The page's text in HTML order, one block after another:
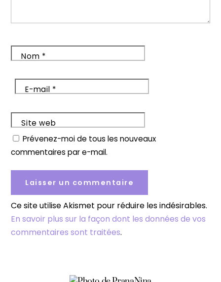
Nom *
E-mail *
Site web
Prévenez-moi de tous les nouveaux
commentaires par e-mail.
Ce site utilise Akismet pour réduire les indésirables.
En savoir plus sur la façon dont les données de vos
commentaires sont traitées.